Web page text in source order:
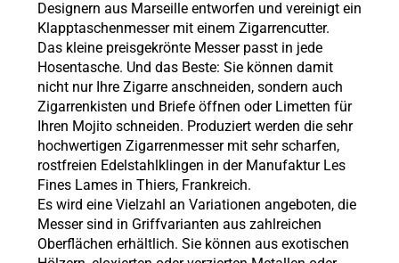
Designern aus Marseille entworfen und vereinigt ein
Klapptaschenmesser mit einem Zigarrencutter.
Das kleine preisgekrönte Messer passt in jede
Hosentasche. Und das Beste: Sie können damit
nicht nur Ihre Zigarre anschneiden, sondern auch
Zigarrenkisten und Briefe öffnen oder Limetten für
Ihren Mojito schneiden. Produziert werden die sehr
hochwertigen Zigarrenmesser mit sehr scharfen,
rostfreien Edelstahlklingen in der Manufaktur Les
Fines Lames in Thiers, Frankreich.
Es wird eine Vielzahl an Variationen angeboten, die
Messer sind in Griffvarianten aus zahlreichen
Oberflächen erhältlich. Sie können aus exotischen